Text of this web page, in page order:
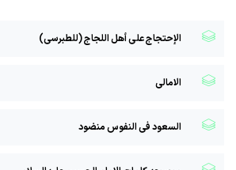
الإحتجاج على أهل اللجاج (للطبرسی)
الامالی
السعود فی النفوس منضود